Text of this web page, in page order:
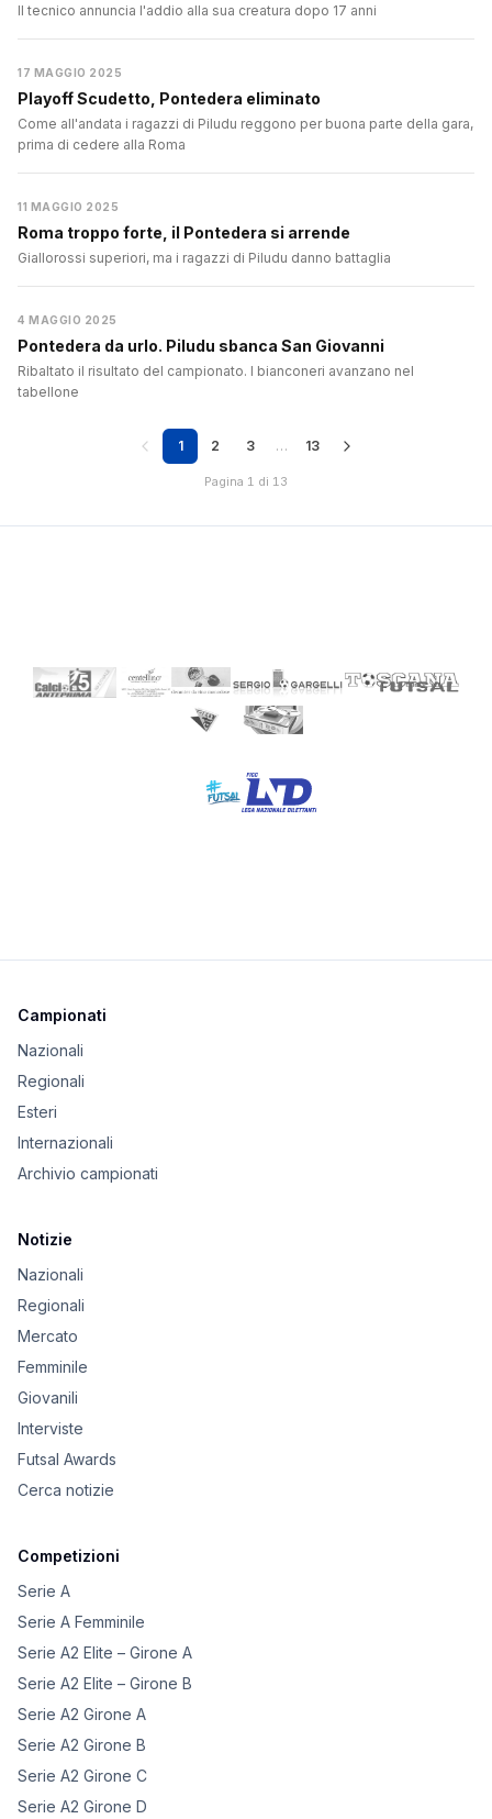
Il tecnico annuncia l'addio alla sua creatura dopo 17 anni
17 MAGGIO 2025
Playoff Scudetto, Pontedera eliminato
Come all'andata i ragazzi di Piludu reggono per buona parte della gara,
prima di cedere alla Roma
11 MAGGIO 2025
Roma troppo forte, il Pontedera si arrende
Giallorossi superiori, ma i ragazzi di Piludu danno battaglia
4 MAGGIO 2025
Pontedera da urlo. Piludu sbanca San Giovanni
Ribaltato il risultato del campionato. I bianconeri avanzano nel
tabellone
1 2 3 … 13
Pagina 1 di 13
Campionati
Nazionali
Regionali
Esteri
Internazionali
Archivio campionati
Notizie
Nazionali
Regionali
Mercato
Femminile
Giovanili
Interviste
Futsal Awards
Cerca notizie
Competizioni
Serie A
Serie A Femminile
Serie A2 Elite – Girone A
Serie A2 Elite – Girone B
Serie A2 Girone A
Serie A2 Girone B
Serie A2 Girone C
Serie A2 Girone D